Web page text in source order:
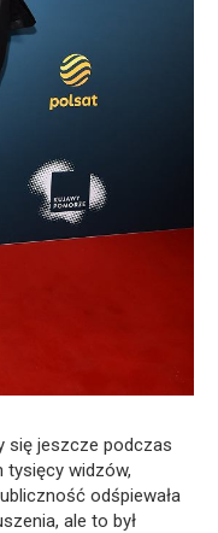
się jeszcze podczas
tysięcy widzów,
odśpiewała
ale to był